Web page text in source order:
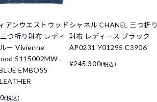
アンウエストウッド
つ折り財布 レディ
ー Vivienne
5115002MW-
EMBOSS
(税込)
シャネル CHANEL 三つ折り
財布 レディース ブラック
AP0231 Y01295 C3906
¥245,300(税込)